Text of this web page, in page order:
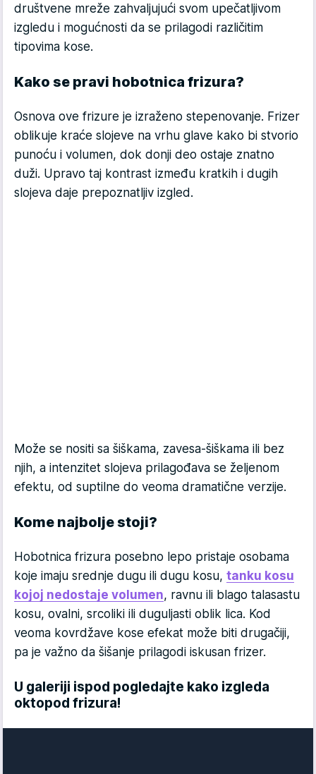
društvene mreže zahvaljujući svom upečatljivom
izgledu i mogućnosti da se prilagodi različitim
tipovima kose.
Kako se pravi hobotnica frizura?
Osnova ove frizure je izraženo stepenovanje. Frizer
oblikuje kraće slojeve na vrhu glave kako bi stvorio
punoću i volumen, dok donji deo ostaje znatno
duži. Upravo taj kontrast između kratkih i dugih
slojeva daje prepoznatljiv izgled.
Može se nositi sa šiškama, zavesa-šiškama ili bez
njih, a intenzitet slojeva prilagođava se željenom
efektu, od suptilne do veoma dramatične verzije.
Kome najbolje stoji?
Hobotnica frizura posebno lepo pristaje osobama
koje imaju srednje dugu ili dugu kosu, tanku kosu
kojoj nedostaje volumen, ravnu ili blago talasastu
kosu, ovalni, srcoliki ili duguljasti oblik lica. Kod
veoma kovrdžave kose efekat može biti drugačiji,
pa je važno da šišanje prilagodi iskusan frizer.
U galeriji ispod pogledajte kako izgleda
oktopod frizura!